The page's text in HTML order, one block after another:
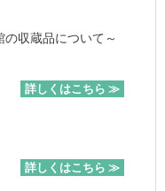
収蔵品について～
詳しくはこちら ≫
詳しくはこちら ≫